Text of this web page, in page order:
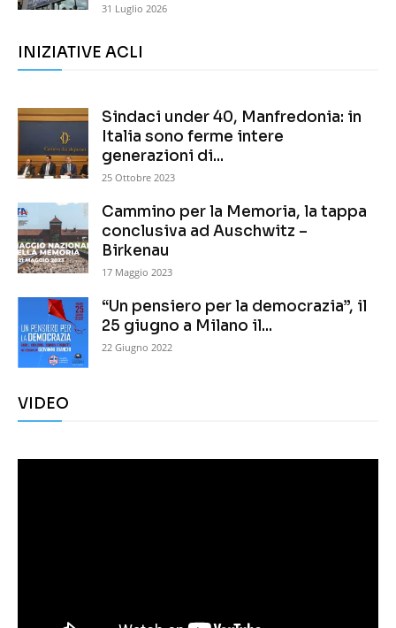
31 Luglio 2026
INIZIATIVE ACLI
Sindaci under 40, Manfredonia: in
Italia sono ferme intere
generazioni di...
25 Ottobre 2023
Cammino per la Memoria, la tappa
conclusiva ad Auschwitz –
Birkenau
17 Maggio 2023
“Un pensiero per la democrazia”, il
25 giugno a Milano il...
22 Giugno 2022
VIDEO